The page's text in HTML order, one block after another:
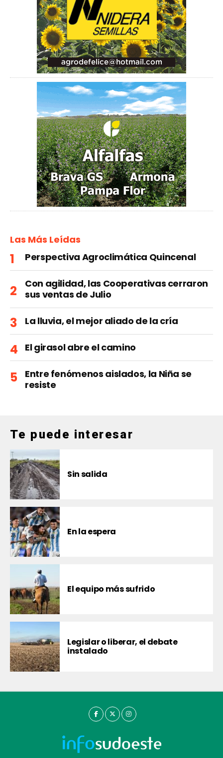
Las Más Leídas
Perspectiva Agroclimática Quincenal
Con agilidad, las Cooperativas cerraron
sus ventas de Julio
La lluvia, el mejor aliado de la cría
El girasol abre el camino
Entre fenómenos aislados, la Niña se
resiste
Te puede interesar
Sin salida
En la espera
El equipo más sufrido
Legislar o liberar, el debate
instalado